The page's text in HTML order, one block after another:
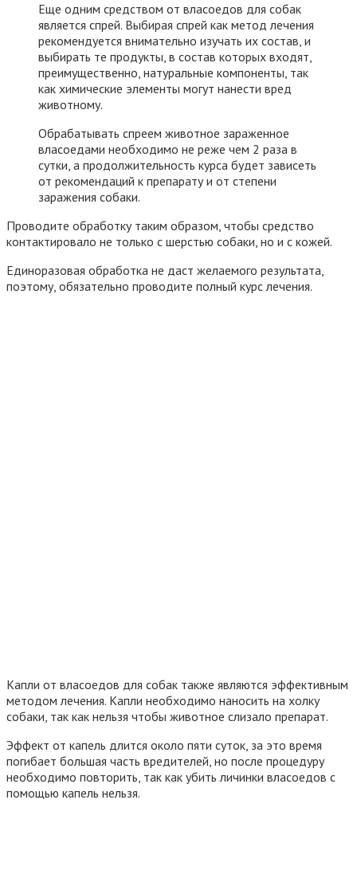
Еще одним средством от власоедов для собак
является спрей. Выбирая спрей как метод лечения
рекомендуется внимательно изучать их состав, и
выбирать те продукты, в состав которых входят,
преимущественно, натуральные компоненты, так
как химические элементы могут нанести вред
животному.
Обрабатывать спреем животное зараженное
власоедами необходимо не реже чем 2 раза в
сутки, а продолжительность курса будет зависеть
от рекомендаций к препарату и от степени
заражения собаки.
Проводите обработку таким образом, чтобы средство
контактировало не только с шерстью собаки, но и с кожей.
Единоразовая обработка не даст желаемого результата,
поэтому, обязательно проводите полный курс лечения.
Капли от власоедов для собак также являются эффективным
методом лечения. Капли необходимо наносить на холку
собаки, так как нельзя чтобы животное слизало препарат.
Эффект от капель длится около пяти суток, за это время
погибает большая часть вредителей, но после процедуру
необходимо повторить, так как убить личинки власоедов с
помощью капель нельзя.